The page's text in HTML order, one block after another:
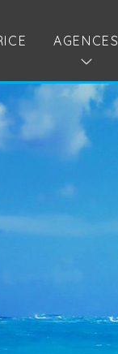
AGENCES